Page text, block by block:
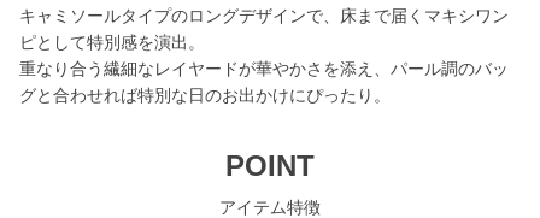
キャミソールタイプのロングデザインで、床まで届くマキシワン
ピとして特別感を演出。
重なり合う繊細なレイヤードが華やかさを添え、パール調のバッ
グと合わせれば特別な日のお出かけにぴったり。
POINT
アイテム特徴